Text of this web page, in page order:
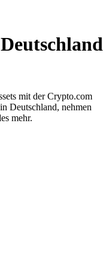
mit der Crypto.com
Deutschland, nehmen
mehr.